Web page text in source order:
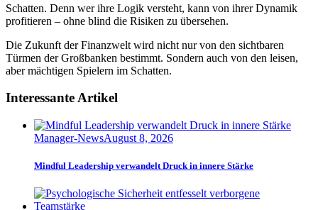
Schatten. Denn wer ihre Logik versteht, kann von ihrer Dynamik
profitieren – ohne blind die Risiken zu übersehen.
Die Zukunft der Finanzwelt wird nicht nur von den sichtbaren
Türmen der Großbanken bestimmt. Sondern auch von den leisen,
aber mächtigen Spielern im Schatten.
Interessante Artikel
Manager-NewsAugust 8, 2026
Mindful Leadership verwandelt Druck in innere Stärke